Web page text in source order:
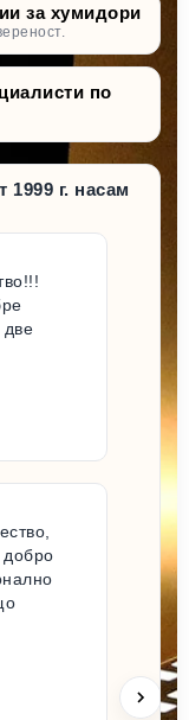
за хумидори
по
г. насам
две
добро